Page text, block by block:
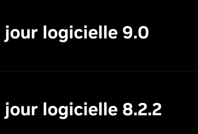
jour logicielle 9.0
jour logicielle 8.2.2